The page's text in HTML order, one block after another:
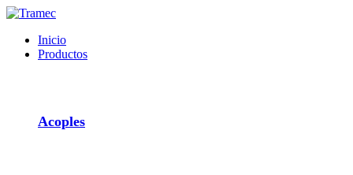
Inicio
Productos
Acoples